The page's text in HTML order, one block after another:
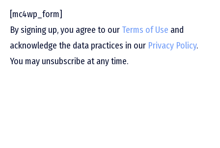
[mc4wp_form]
By signing up, you agree to our Terms of Use and
acknowledge the data practices in our Privacy Policy.
You may unsubscribe at any time.